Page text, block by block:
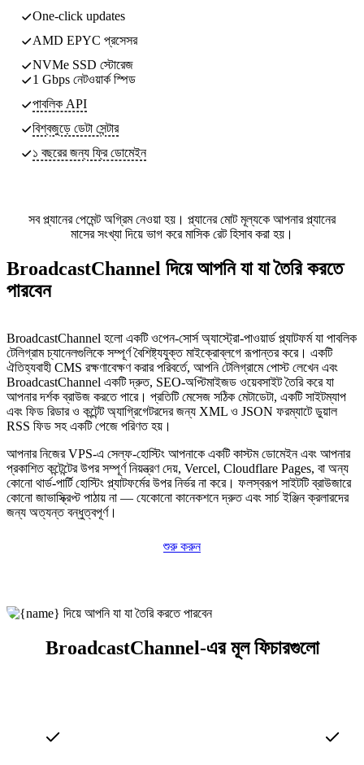
One-click updates
AMD EPYC প্রসেসর
NVMe SSD স্টোরেজ
1 Gbps নেটওয়ার্ক স্পিড
পাবলিক API
বিশ্বজুড়ে ডেটা সেন্টার
১ বছরের জন্য ফ্রি ডোমেইন
সব প্ল্যানের পেমেন্ট অগ্রিম নেওয়া হয়। প্ল্যানের মোট মূল্যকে আপনার প্ল্যানের
মাসের সংখ্যা দিয়ে ভাগ করে মাসিক রেট হিসাব করা হয়।
BroadcastChannel দিয়ে আপনি যা যা তৈরি করতে
পারবেন
BroadcastChannel হলো একটি ওপেন-সোর্স অ্যাস্ট্রো-পাওয়ার্ড প্ল্যাটফর্ম যা পাবলিক
টেলিগ্রাম চ্যানেলগুলিকে সম্পূর্ণ বৈশিষ্ট্যযুক্ত মাইক্রোব্লগে রূপান্তর করে। একটি
ঐতিহ্যবাহী CMS রক্ষণাবেক্ষণ করার পরিবর্তে, আপনি টেলিগ্রামে পোস্ট লেখেন এবং
BroadcastChannel একটি দ্রুত, SEO-অপ্টিমাইজড ওয়েবসাইট তৈরি করে যা
আপনার দর্শক ব্রাউজ করতে পারে। প্রতিটি মেসেজ সঠিক মেটাডেটা, একটি সাইটম্যাপ
এবং ফিড রিডার ও কন্টেন্ট অ্যাগ্রিগেটরদের জন্য XML ও JSON ফরম্যাটে ডুয়াল
RSS ফিড সহ একটি পেজে পরিণত হয়।
আপনার নিজের VPS-এ সেল্ফ-হোস্টিং আপনাকে একটি কাস্টম ডোমেইন এবং আপনার
প্রকাশিত কন্টেন্টের উপর সম্পূর্ণ নিয়ন্ত্রণ দেয়, Vercel, Cloudflare Pages, বা অন্য
কোনো থার্ড-পার্টি হোস্টিং প্ল্যাটফর্মের উপর নির্ভর না করে। ফলস্বরূপ সাইটটি ব্রাউজারে
কোনো জাভাস্ক্রিপ্ট পাঠায় না — যেকোনো কানেকশনে দ্রুত এবং সার্চ ইঞ্জিন ক্রলারদের
জন্য অত্যন্ত বন্ধুত্বপূর্ণ।
শুরু করুন
BroadcastChannel-এর মূল ফিচারগুলো